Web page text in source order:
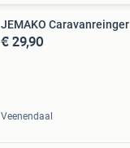
JEMAKO Caravanreinger
€ 29,90
Veenendaal